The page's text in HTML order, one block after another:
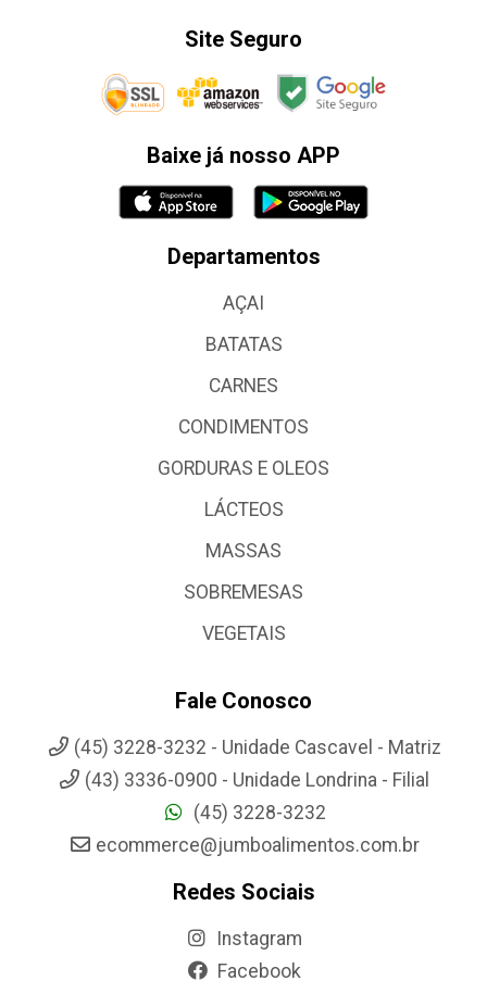
Site Seguro
Baixe já nosso APP
Departamentos
AÇAI
BATATAS
CARNES
CONDIMENTOS
GORDURAS E OLEOS
LÁCTEOS
MASSAS
SOBREMESAS
VEGETAIS
Fale Conosco
(45) 3228-3232 - Unidade Cascavel - Matriz
(43) 3336-0900 - Unidade Londrina - Filial
(45) 3228-3232
ecommerce@jumboalimentos.com.br
Redes Sociais
Instagram
Facebook